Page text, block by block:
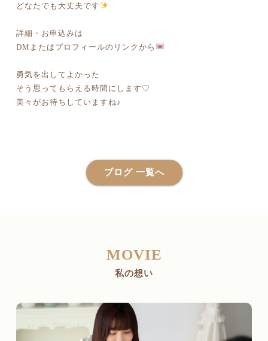
どなたでも大丈夫です
詳細・お申込みは
DMまたはプロフィールのリンクから
勇気を出してよかった
そう思ってもらえる時間にします♡
美々がお待ちしていますね♪
ブログ 一覧へ
MOVIE
私の想い